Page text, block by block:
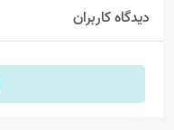
دیدگاه کاربران